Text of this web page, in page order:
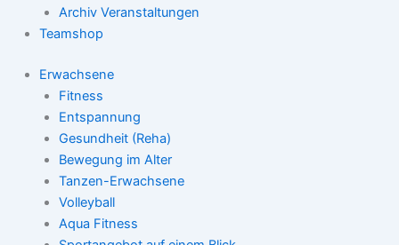
Archiv Veranstaltungen
Teamshop
Erwachsene
Fitness
Entspannung
Gesundheit (Reha)
Bewegung im Alter
Tanzen-Erwachsene
Volleyball
Aqua Fitness